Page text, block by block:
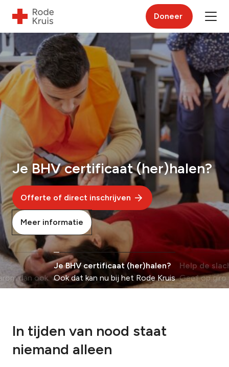
Doneer
Je BHV certificaat (her)halen?
Offerte of direct inschrijven
Meer informatie
dan ook.
Je BHV certificaat (her)halen?
Ook dat kan nu bij het Rode Kruis
Help de
Geef op giro
In tijden van nood staat
niemand alleen